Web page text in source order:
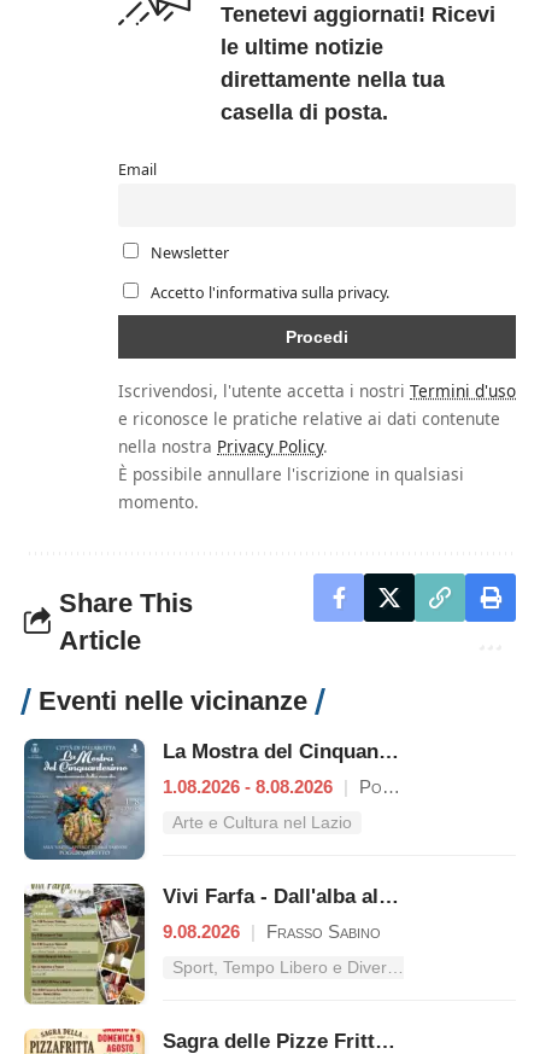
Tenetevi aggiornati! Ricevi
le ultime notizie
direttamente nella tua
casella di posta.
Email
Newsletter
Accetto l'informativa sulla privacy.
Iscrivendosi, l'utente accetta i nostri Termini d'uso
e riconosce le pratiche relative ai dati contenute
nella nostra Privacy Policy.
È possibile annullare l'iscrizione in qualsiasi
momento.
Share This
Article
Eventi nelle vicinanze
La Mostra del Cinquantesimo
1.08.2026 - 8.08.2026 | Poggio Mirteto
Arte e Cultura nel Lazio
Vivi Farfa - Dall'alba al tramonto
9.08.2026 | Frasso Sabino
Sagra delle Pizze Fritte Nerolesi